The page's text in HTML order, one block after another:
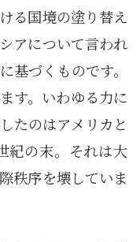
る国境の塗り替え
アについて言われ
基づくものです。
す。いわゆる力に
たのはアメリカと
紀の末。それは大
秩序を壊していま